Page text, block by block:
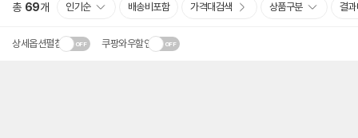
총 69개 인기순 배송비포함 가격대검색 상품구분 결
상세옵션펼침 쿠팡와우할인